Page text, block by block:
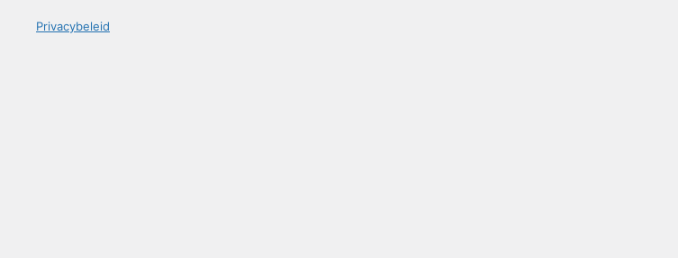
Privacybeleid